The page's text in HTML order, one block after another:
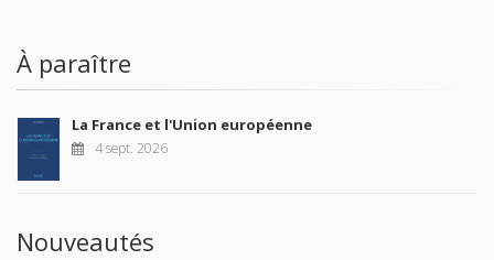
À paraître
La France et l'Union européenne
4 sept. 2026
Nouveautés